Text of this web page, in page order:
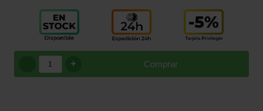
Comprar
+